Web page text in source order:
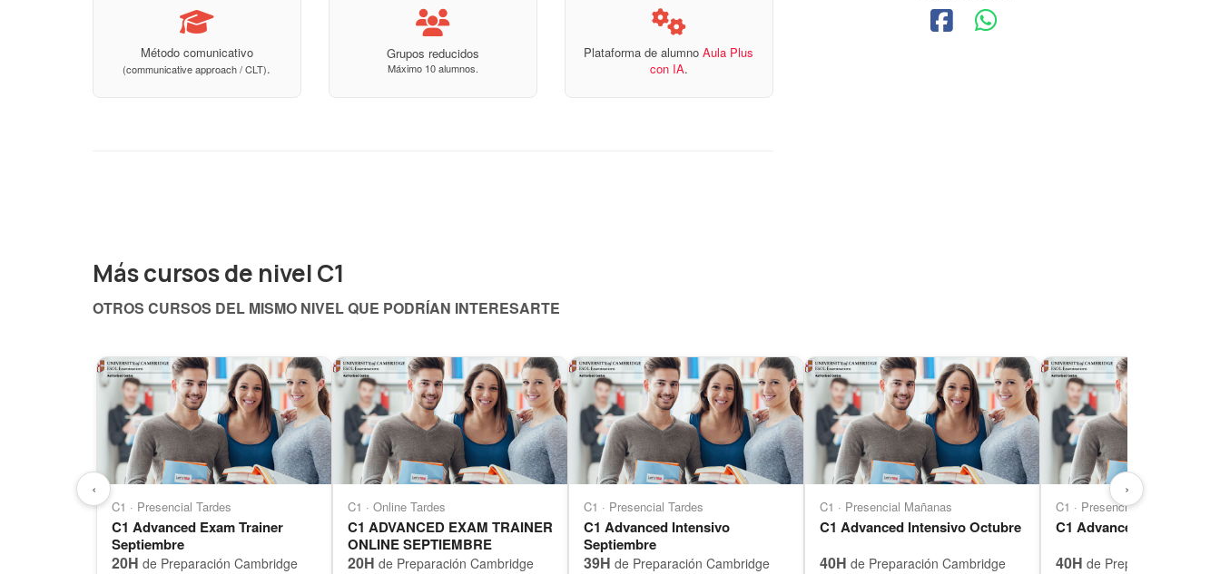
Método comunicativo
(communicative approach / CLT).
Grupos reducidos
Máximo 10 alumnos.
Plataforma de alumnoAula Plus
con IA.
Más cursos de nivel C1
OTROS CURSOS DEL MISMO NIVEL QUE PODRÍAN INTERESARTE
C1 · Presencial Tardes
C1 Advanced Exam Trainer
Septiembre
20H de Preparación Cambridge
C1 · Online Tardes
C1 ADVANCED EXAM TRAINER
ONLINE SEPTIEMBRE
20H de Preparación Cambridge
C1 · Presencial Tardes
C1 Advanced Intensivo
Septiembre
39H de Preparación Cambridge
C1 · Presencial Mañanas
C1 Advanced Intensivo Octubre
40H de Preparación Cambridge
C1 · Presencial Tardes
C1 Advanced Intensivo
40H de Preparación
‹ ›